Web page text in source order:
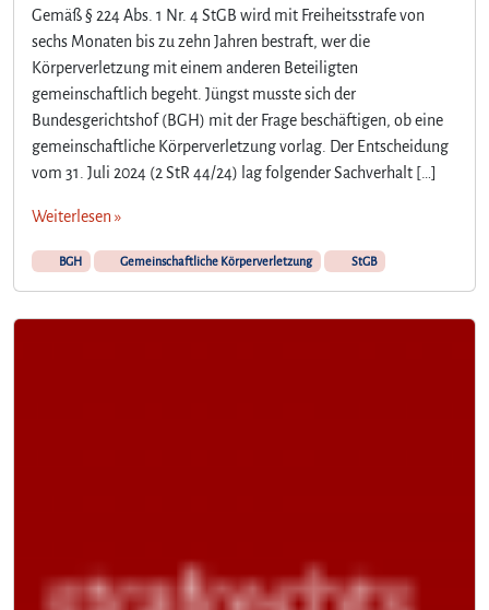
Gemäß § 224 Abs. 1 Nr. 4 StGB wird mit Freiheitsstrafe von
sechs Monaten bis zu zehn Jahren bestraft, wer die
Körperverletzung mit einem anderen Beteiligten
gemeinschaftlich begeht. Jüngst musste sich der
Bundesgerichtshof (BGH) mit der Frage beschäftigen, ob eine
gemeinschaftliche Körperverletzung vorlag. Der Entscheidung
vom 31. Juli 2024 (2 StR 44/24) lag folgender Sachverhalt […]
Weiterlesen »
BGH Gemeinschaftliche Körperverletzung StGB